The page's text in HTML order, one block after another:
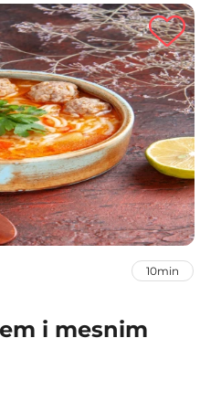
10min
i mesnim